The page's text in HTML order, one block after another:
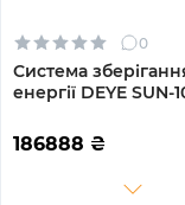
0
Система
енергії DEYE SUN-
LFP 10kW 14.4kWh
LiFePO4 6500
186888 ₴